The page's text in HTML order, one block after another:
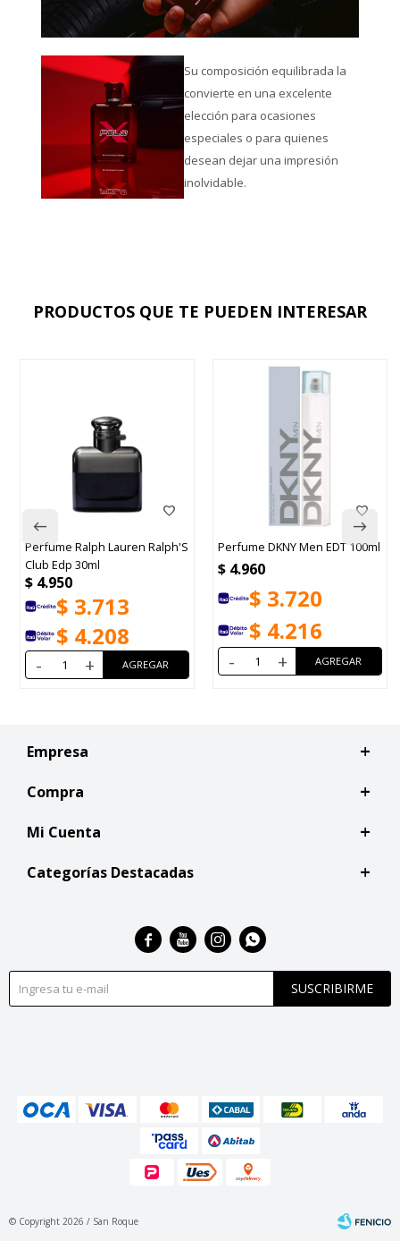
Su composición equilibrada la
convierte en una excelente
elección para ocasiones
especiales o para quienes
desean dejar una impresión
inolvidable.
PRODUCTOS QUE TE PUEDEN INTERESAR
Perfume DKNY Men EDT 100ml
$4.960
$ 3.720
$ 4.216
- +
Perfume Rabanne Phantom
Intense EDP 50ml
$ 3.806
$ 4.314
- +
Empresa
Compra
Mi Cuenta
Categorías Destacadas
SUSCRIBIRME
   
© Copyright 2026 / San Roque